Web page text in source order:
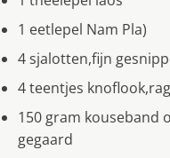
1 eetlepel Nam Pla)
4 sjalotten,fijn
4 teentjes
150 gram kouseband
gegaard